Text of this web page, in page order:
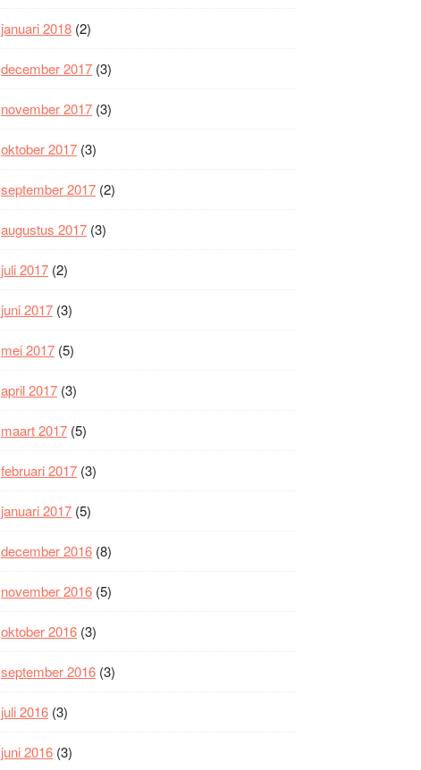
januari 2018 (2)
december 2017 (3)
november 2017 (3)
oktober 2017 (3)
september 2017 (2)
augustus 2017 (3)
juli 2017 (2)
juni 2017 (3)
mei 2017 (5)
april 2017 (3)
maart 2017 (5)
februari 2017 (3)
januari 2017 (5)
december 2016 (8)
november 2016 (5)
oktober 2016 (3)
september 2016 (3)
juli 2016 (3)
juni 2016 (3)